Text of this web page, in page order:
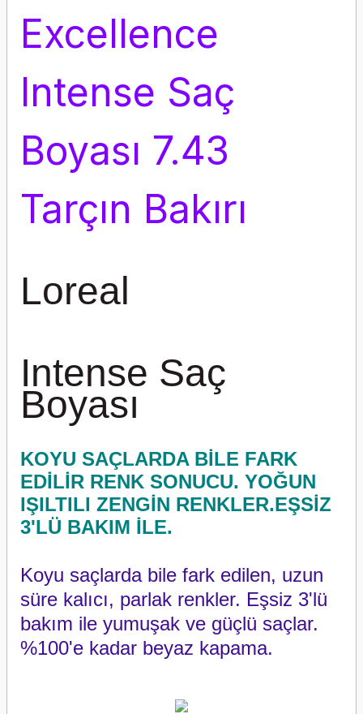
Excellence
Intense Saç
Boyası 7.43
Tarçın Bakırı
Loreal
Intense Saç
Boyası
KOYU SAÇLARDA BİLE FARK
EDİLİR RENK SONUCU. YOĞUN
IŞILTILI ZENGİN RENKLER.EŞSİZ
3'LÜ BAKIM İLE.
Koyu saçlarda bile fark edilen, uzun
süre kalıcı, parlak renkler. Eşsiz 3'lü
bakım ile yumuşak ve güçlü saçlar.
%100'e kadar beyaz kapama.